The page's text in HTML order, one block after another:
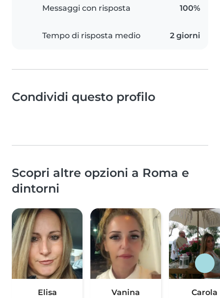
Messaggi con risposta 100%
Tempo di risposta medio 2 giorni
Condividi questo profilo
Scopri altre opzioni a Roma e
dintorni
Elisa Vanina Carola